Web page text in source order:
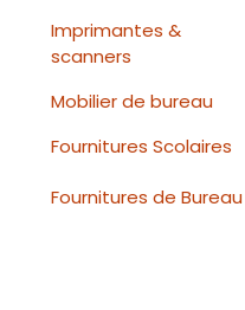
Imprimantes &
scanners
Mobilier de bureau
Fournitures Scolaires
Fournitures de Bureau